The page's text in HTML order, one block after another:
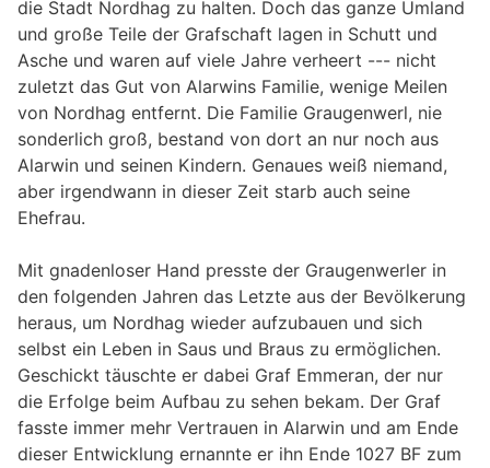
die Stadt Nordhag zu halten. Doch das ganze Umland
und große Teile der Grafschaft lagen in Schutt und
Asche und waren auf viele Jahre verheert --- nicht
zuletzt das Gut von Alarwins Familie, wenige Meilen
von Nordhag entfernt. Die Familie Graugenwerl, nie
sonderlich groß, bestand von dort an nur noch aus
Alarwin und seinen Kindern. Genaues weiß niemand,
aber irgendwann in dieser Zeit starb auch seine
Ehefrau.
Mit gnadenloser Hand presste der Graugenwerler in
den folgenden Jahren das Letzte aus der Bevölkerung
heraus, um Nordhag wieder aufzubauen und sich
selbst ein Leben in Saus und Braus zu ermöglichen.
Geschickt täuschte er dabei Graf Emmeran, der nur
die Erfolge beim Aufbau zu sehen bekam. Der Graf
fasste immer mehr Vertrauen in Alarwin und am Ende
dieser Entwicklung ernannte er ihn Ende 1027 BF zum